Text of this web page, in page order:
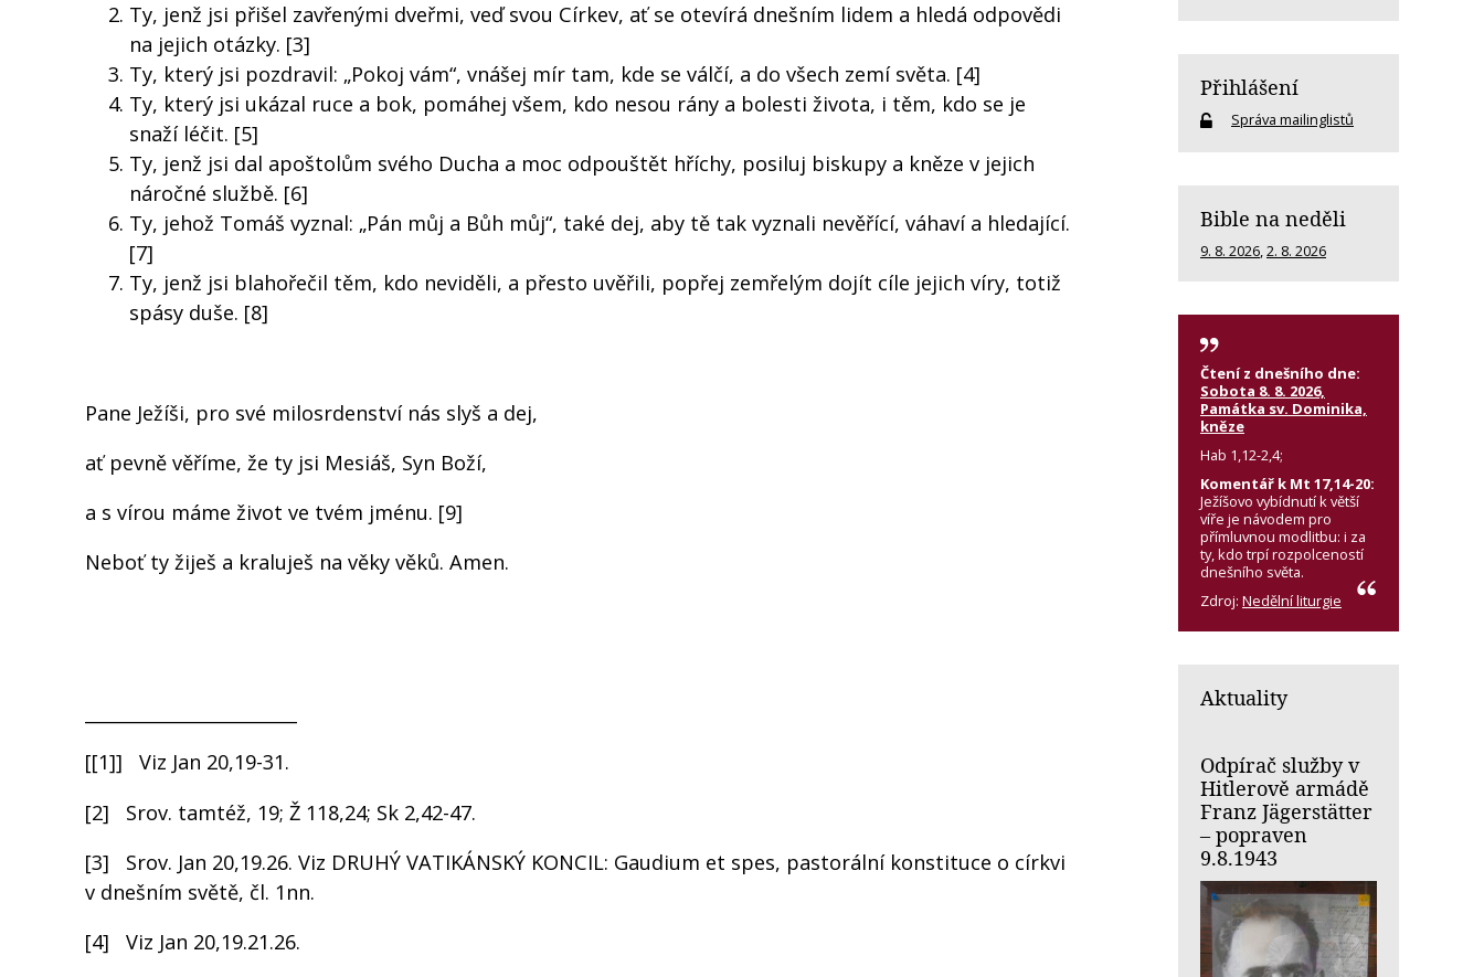
Ty, jenž jsi přišel zavřenými dveřmi, veď svou Církev, ať se otevírá dnešním lidem a hledá odpovědi
na jejich otázky. [3]
Ty, který jsi pozdravil: „Pokoj vám“, vnášej mír tam, kde se válčí, a do všech zemí světa. [4]
Ty, který jsi ukázal ruce a bok, pomáhej všem, kdo nesou rány a bolesti života, i těm, kdo se je
snaží léčit. [5]
Ty, jenž jsi dal apoštolům svého Ducha a moc odpouštět hříchy, posiluj biskupy a kněze v jejich
náročné službě. [6]
Ty, jehož Tomáš vyznal: „Pán můj a Bůh můj“, také dej, aby tě tak vyznali nevěřící, váhaví a hledající.
[7]
Ty, jenž jsi blahořečil těm, kdo neviděli, a přesto uvěřili, popřej zemřelým dojít cíle jejich víry, totiž
spásy duše. [8]
Pane Ježíši, pro své milosrdenství nás slyš a dej,
ať pevně věříme, že ty jsi Mesiáš, Syn Boží,
a s vírou máme život ve tvém jménu. [9]
Neboť ty žiješ a kraluješ na věky věků. Amen.
[[1]] Viz Jan 20,19-31.
[2] Srov. tamtéž, 19; Ž 118,24; Sk 2,42-47.
[3] Srov. Jan 20,19.26. Viz DRUHÝ VATIKÁNSKÝ KONCIL: Gaudium et spes, pastorální konstituce o církvi
v dnešním světě, čl. 1nn.
[4] Viz Jan 20,19.21.26.
Přihlášení
Správa mailinglistů
Bible na neděli
9. 8. 2026 2. 8. 2026
Čtení z dnešního dne:
Sobota 8. 8. 2026,
Památka sv. Dominika,
kněze
Hab 1,12-2,4;
Komentář k Mt 17,14-20:
Ježíšovo vybídnutí k větší
víře je návodem pro
přímluvnou modlitbu: i za
ty, kdo trpí rozpolceností
dnešního světa.
Zdroj: Nedělní liturgie
Aktuality
Odpírač služby v
Hitlerově armádě
Franz Jägerstätter
– popraven
9.8.1943